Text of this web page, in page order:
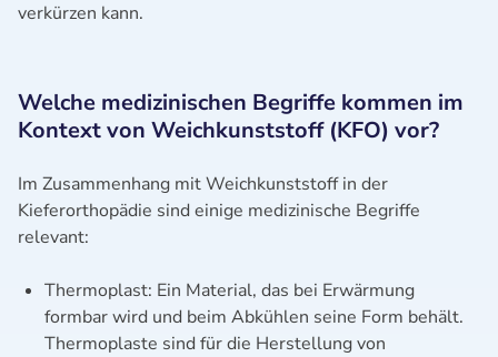
verkürzen kann.
Welche medizinischen Begriffe kommen im
Kontext von Weichkunststoff (KFO) vor?
Im Zusammenhang mit Weichkunststoff in der
Kieferorthopädie sind einige medizinische Begriffe
relevant:
Thermoplast: Ein Material, das bei Erwärmung
formbar wird und beim Abkühlen seine Form behält.
Thermoplaste sind für die Herstellung von